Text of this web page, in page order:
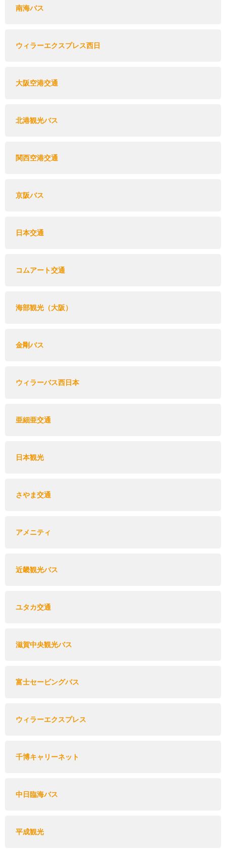
南海バス
ウィラーエクスプレス西日
大阪空港交通
北港観光バス
関西空港交通
京阪バス
日本交通
コムアート交通
海部観光（大阪）
金剛バス
ウィラーバス西日本
亜細亜交通
日本観光
さやま交通
アメニティ
近畿観光バス
ユタカ交通
滋賀中央観光バス
富士セービングバス
ウィラーエクスプレス
千博キャリーネット
中日臨海バス
平成観光